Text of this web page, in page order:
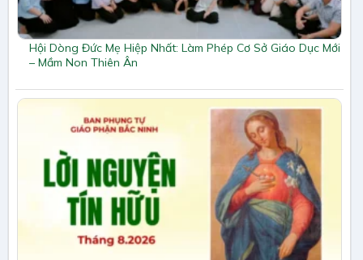
Hội Dòng Đức Mẹ Hiệp Nhất: Làm Phép Cơ Sở Giáo Dục Mới
– Mầm Non Thiên Ân